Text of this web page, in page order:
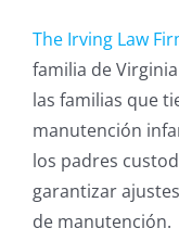
The Irving Law
familia de
las familias que
manutención
los padres
garantizar
de manutención.